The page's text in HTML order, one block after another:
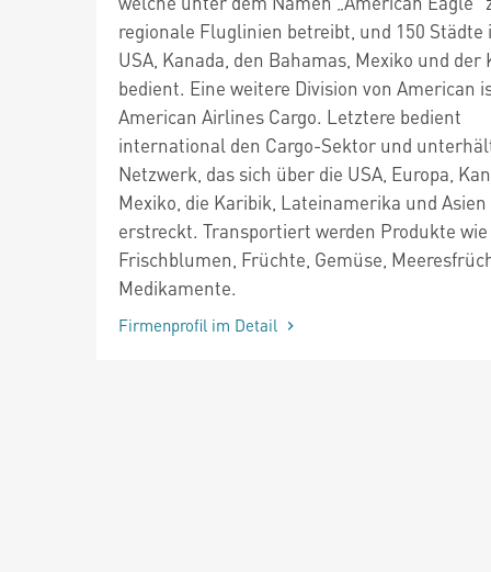
regionale Fluglinien betreibt, und 150 Städte
USA, Kanada, den Bahamas, Mexiko und der
bedient. Eine weitere Division von American
American Airlines Cargo. Letztere bedient
international den Cargo-Sektor und
Netzwerk, das sich über die USA, Europa,
Mexiko, die Karibik, Lateinamerika und Asien
erstreckt. Transportiert werden Produkte wie
Frischblumen, Früchte, Gemüse,
Medikamente.
Firmenprofil im Detail